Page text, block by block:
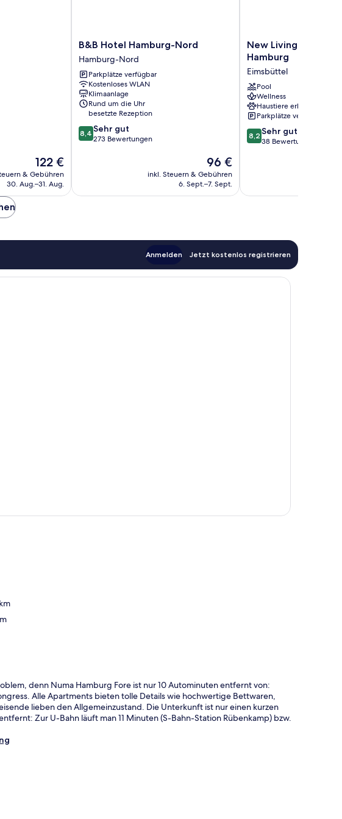
Der
Preis
beträgt
122 €
& Gebühren
30. Aug.–31. Aug.
B&B
Hotel
Hamburg-
Nord
Hamburg-
Nord
B&B Hotel Hamburg-Nord
Hamburg-Nord
Parkplätze verfügbar
Kostenloses WLAN
Klimaanlage
Rund um die Uhr
besetzte Rezeption
8.4
von
Bewertungen
8,4 Sehr gut
273 Bewertungen
Der
Preis
beträgt
96 €
inkl. Steuern & Gebühren
6. Sept.–7. Sept.
New
Living
Residenzhotel
Hamburg
Eimsbüttel
New Living Home
Hamburg
Eimsbüttel
Pool
Wellness
Haustiere erlaubt
Parkplätze verfügbar
8.2
von
Bewertungen
8,2 Sehr gut
38 Bewertungen
Anmelden Jetzt kostenlos registrieren
denn Numa Hamburg Fore ist nur 10 Autominuten entfernt von:
Alle Apartments bieten tolle Details wie hochwertige Bettwaren,
lieben den Allgemeinzustand. Die Unterkunft ist nur einen kurzen
Zur U-Bahn läuft man 11 Minuten (S-Bahn-Station Rübenkamp) bzw.